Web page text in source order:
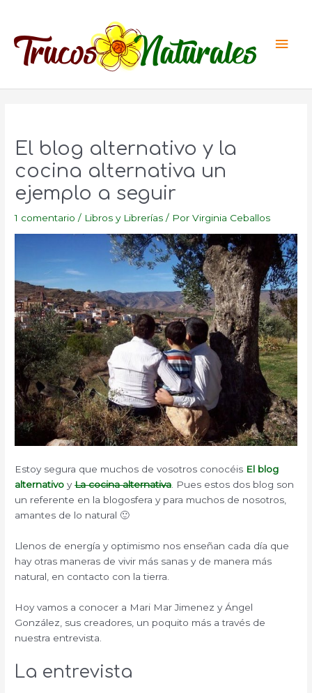
contenido
El blog alternativo y la
cocina alternativa un
ejemplo a seguir
1 comentario / Libros y Librerías / PorVirginia Ceballos
Estoy segura que muchos de vosotros conocéis El blog
alternativo yLa cocina alternativa. Pues estos dos blog son
un referente en la blogosfera y para muchos de nosotros,
amantes de lo natural 🙂
Llenos de energía y optimismo nos enseñan cada día que
hay otras maneras de vivir más sanas y de manera más
natural, en contacto con la tierra.
Hoy vamos a conocer a Mari Mar Jimenez y Ángel
González, sus creadores, un poquito más a través de
nuestra entrevista.
La entrevista